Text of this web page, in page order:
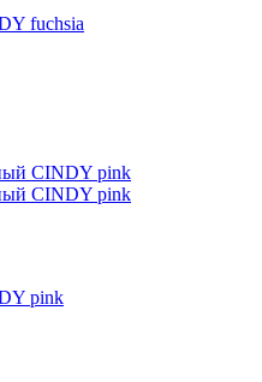
fuchsia
pink